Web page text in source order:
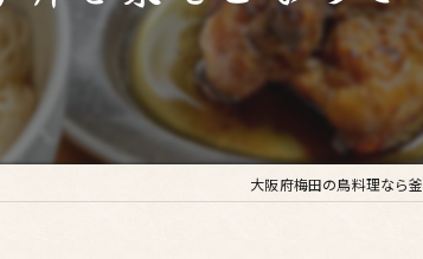
大阪府梅田の鳥料理なら